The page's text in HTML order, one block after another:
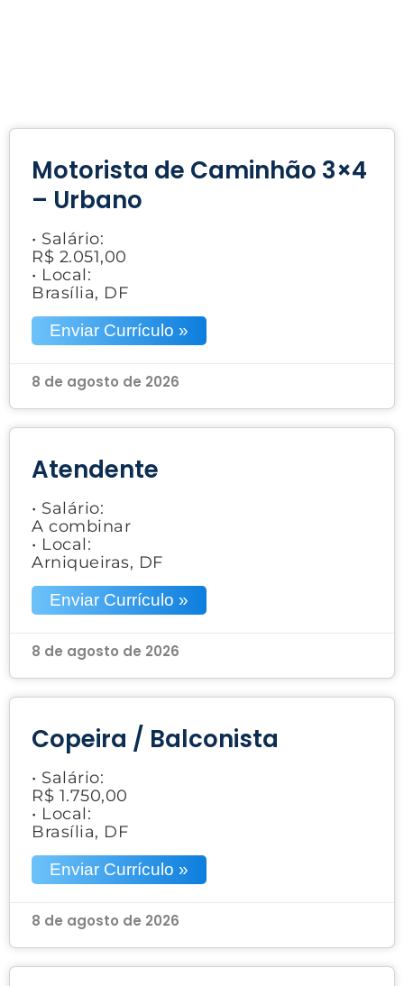
Motorista de Caminhão 3×4
– Urbano
• Salário:
R$ 2.051,00
• Local:
Brasília, DF
Enviar Currículo »
8 de agosto de 2026
Atendente
• Salário:
A combinar
• Local:
Arniqueiras, DF
Enviar Currículo »
8 de agosto de 2026
Copeira / Balconista
• Salário:
R$ 1.750,00
• Local:
Brasília, DF
Enviar Currículo »
8 de agosto de 2026